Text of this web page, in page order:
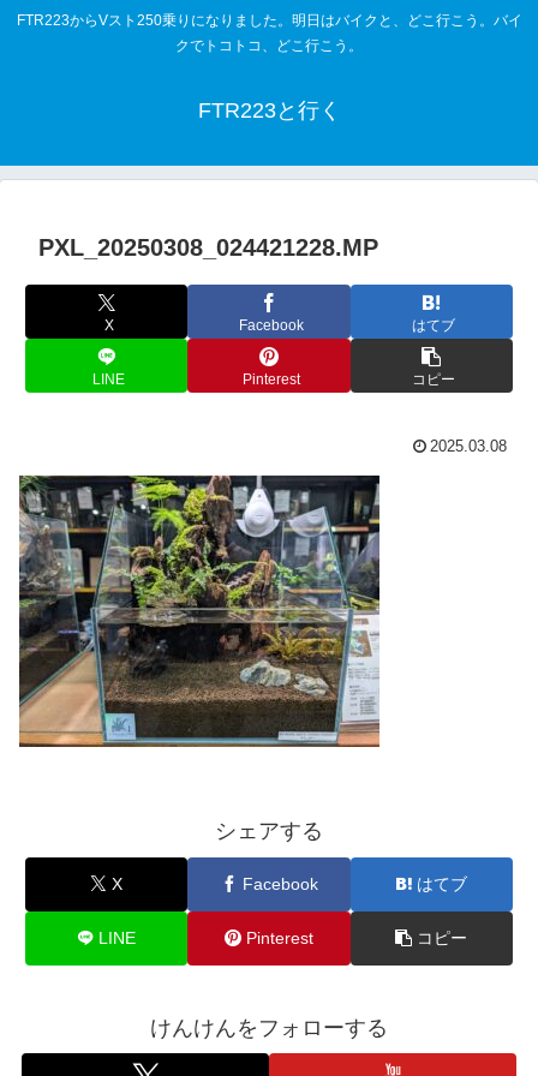
FTR223からVスト250乗りになりました。明日はバイクと、どこ行こう。バイ
クでトコトコ、どこ行こう。
FTR223と行く
PXL_20250308_024421228.MP
X Facebook はてブ
LINE Pinterest コピー
2025.03.08
シェアする
X Facebook はてブ
LINE Pinterest コピー
けんけんをフォローする